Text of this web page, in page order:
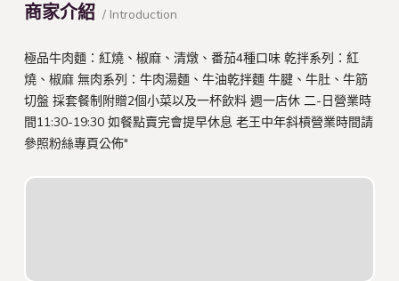
商家介紹 / Introduction
極品牛肉麵：紅燒、椒麻、清燉、番茄4種口味 乾拌系列：紅
燒、椒麻 無肉系列：牛肉湯麵、牛油乾拌麵 牛腱、牛肚、牛筋
切盤 採套餐制附贈2個小菜以及一杯飲料 週一店休 二-日營業時
間11:30-19:30 如餐點賣完會提早休息 老王中年斜槓營業時間請
參照粉絲專頁公佈"